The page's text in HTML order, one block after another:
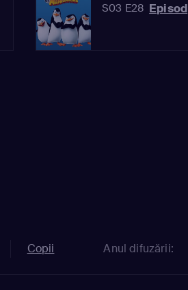
S03 E28 Episod
Copii Anul difuzării: